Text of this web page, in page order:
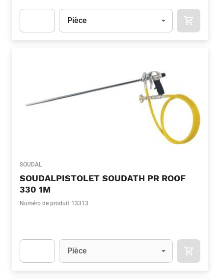
Unité
Pièce
SOUDAL
SOUDALPISTOLET SOUDATH PR ROOF
330 1M
Numéro de produit 13313
Unité
Pièce